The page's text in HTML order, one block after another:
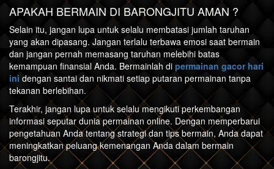
APAKAH BERMAIN DI BARONGJITU AMAN ?
Selain itu, jangan lupa untuk selalu membatasi jumlah taruhan
yang akan dipasang. Jangan terlalu terbawa emosi saat bermain
dan jangan pernah memasang taruhan melebihi batas
kemampuan finansial Anda. Bermainlah di permainan gacor hari
ini dengan santai dan nikmati setiap putaran permainan tanpa
tekanan berlebihan.
Terakhir, jangan lupa untuk selalu mengikuti perkembangan
informasi seputar dunia permainan online. Dengan memperbarui
pengetahuan Anda tentang strategi dan tips bermain, Anda dapat
meningkatkan peluang kemenangan Anda dalam bermain
barongjitu.